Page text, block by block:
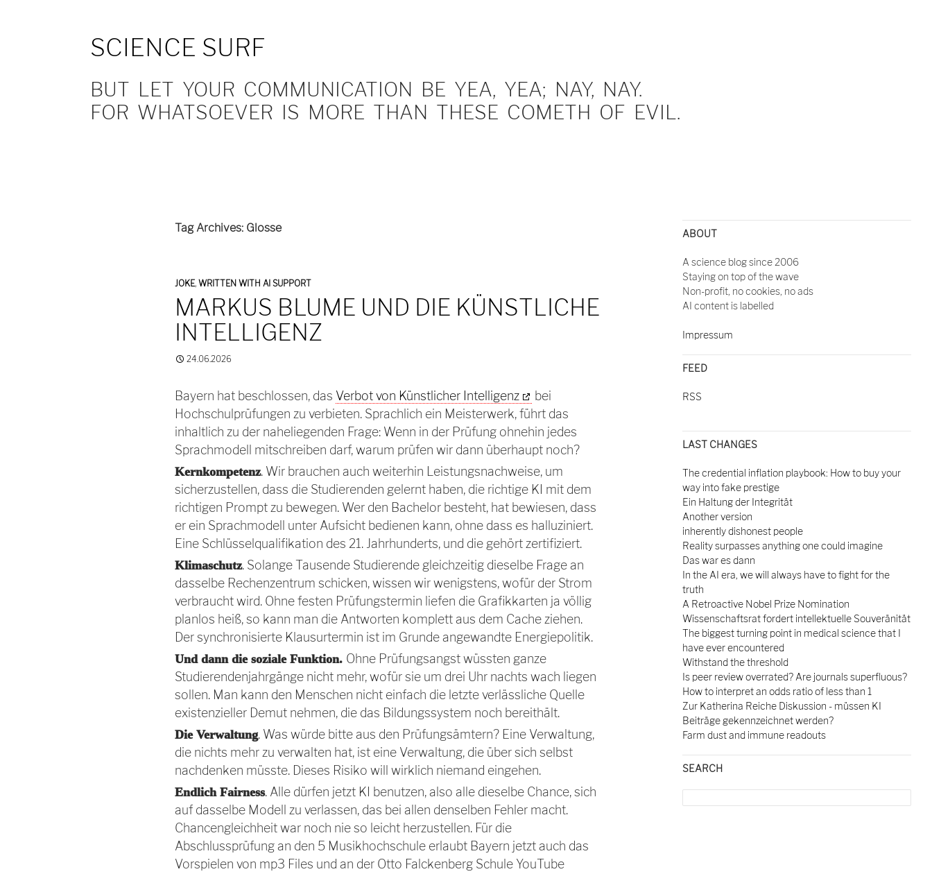
SCIENCE SURF
BUT LET YOUR COMMUNICATION BE YEA, YEA; NAY, NAY.
FOR WHATSOEVER IS MORE THAN THESE COMETH OF EVIL.
Tag Archives: Glosse
JOKE, WRITTEN WITH AI SUPPORT
MARKUS BLUME UND DIE KÜNSTLICHE
INTELLIGENZ
24.06.2026
Bayern hat beschlossen, das Verbot von Künstlicher Intelligenz
bei
Hochschulprüfungen zu verbieten. Sprachlich ein Meisterwerk, führt das
inhaltlich zu der naheliegenden Frage: Wenn in der Prüfung ohnehin jedes
Sprachmodell mitschreiben darf, warum prüfen wir dann überhaupt noch?
Kernkompetenz. Wir brauchen auch weiterhin Leistungsnachweise, um
sicherzustellen, dass die Studierenden gelernt haben, die richtige KI mit dem
richtigen Prompt zu bewegen. Wer den Bachelor besteht, hat bewiesen, dass
er ein Sprachmodell unter Aufsicht bedienen kann, ohne dass es halluziniert.
Eine Schlüsselqualifikation des 21. Jahrhunderts, und die gehört zertifiziert.
Klimaschutz. Solange Tausende Studierende gleichzeitig dieselbe Frage an
dasselbe Rechenzentrum schicken, wissen wir wenigstens, wofür der Strom
verbraucht wird. Ohne festen Prüfungstermin liefen die Grafikkarten ja völlig
planlos heiß, so kann man die Antworten komplett aus dem Cache ziehen.
Der synchronisierte Klausurtermin ist im Grunde angewandte Energiepolitik.
Und dann die soziale Funktion. Ohne Prüfungsangst wüssten ganze
Studierendenjahrgänge nicht mehr, wofür sie um drei Uhr nachts wach liegen
sollen. Man kann den Menschen nicht einfach die letzte verlässliche Quelle
existenzieller Demut nehmen, die das Bildungssystem noch bereithält.
Die Verwaltung. Was würde bitte aus den Prüfungsämtern? Eine Verwaltung,
die nichts mehr zu verwalten hat, ist eine Verwaltung, die über sich selbst
nachdenken müsste. Dieses Risiko will wirklich niemand eingehen.
Endlich Fairness. Alle dürfen jetzt KI benutzen, also alle dieselbe Chance, sich
auf dasselbe Modell zu verlassen, das bei allen denselben Fehler macht.
Chancengleichheit war noch nie so leicht herzustellen. Für die
Abschlussprüfung an den 5 Musikhochschule erlaubt Bayern jetzt auch das
Vorspielen von mp3 Files und an der Otto Falckenberg Schule YouTube
ABOUT
A science blog since 2006
Staying on top of the wave
Non-profit, no cookies, no ads
AI content is labelled
Impressum
FEED
RSS
LAST CHANGES
The credential inflation playbook: How to buy your
way into fake prestige
Ein Haltung der Integrität
Another version
inherently dishonest people
Reality surpasses anything one could imagine
Das war es dann
In the AI era, we will always have to fight for the
truth
A Retroactive Nobel Prize Nomination
Wissenschaftsrat fordert intellektuelle Souveränität
The biggest turning point in medical science that I
have ever encountered
Withstand the threshold
Is peer review overrated? Are journals superfluous?
How to interpret an odds ratio of less than 1
Zur Katherina Reiche Diskussion - müssen KI
Beiträge gekennzeichnet werden?
Farm dust and immune readouts
SEARCH